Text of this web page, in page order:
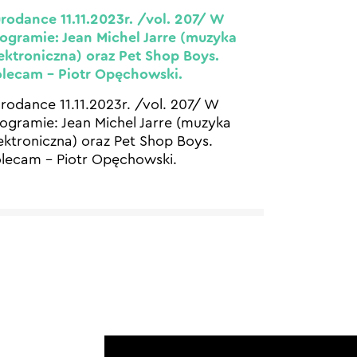
11.11.2023r. /vol. 207/ W
Jean Michel Jarre (muzyka
oraz Pet Shop Boys.
– Piotr Opęchowski.
11.11.2023r. /vol. 207/ W
Jean Michel Jarre (muzyka
oraz Pet Shop Boys.
– Piotr Opęchowski.